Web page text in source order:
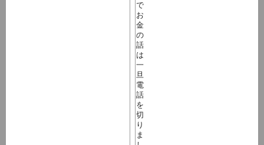
で
お
金
の
話
は
一
旦
電
話
を
切
り
ま